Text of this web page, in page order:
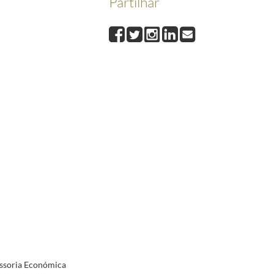
05-16
do Primeiro Ministro.
dos Médicos. Endurecimento da luta - Eventual evolução para a conflitualidade na
Ministro.
da revisão salarial da Função Pública.
Económica